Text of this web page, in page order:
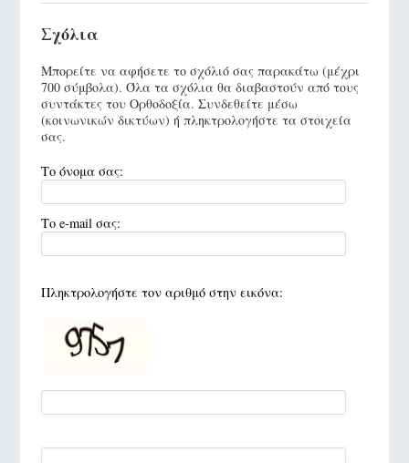
Σχόλια
Μπορείτε να αφήσετε το σχόλιό σας παρακάτω (μέχρι
700 σύμβολα). Όλα τα σχόλια θα διαβαστούν από τους
συντάκτες του Ορθοδοξία. Συνδεθείτε μέσω
(κοινωνικών δικτύων) ή πληκτρολογήστε τα στοιχεία
σας.
Το όνομα σας:
Το e-mail σας:
Πληκτρολογήστε τον αριθμό στην εικόνα: